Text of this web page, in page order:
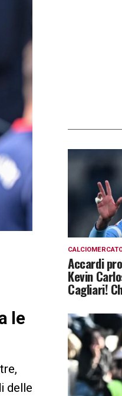
le
delle
Accardi
Kevin
Cagliari!